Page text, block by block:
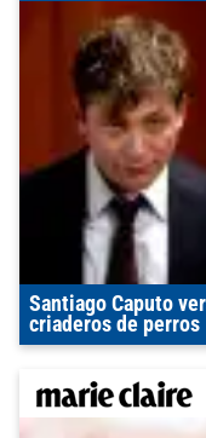
Santiago Caputo
criaderos de perros